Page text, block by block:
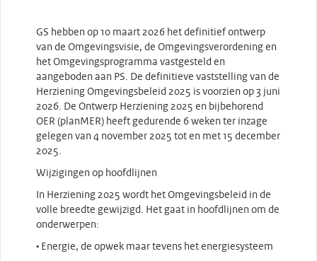
GS hebben op 10 maart 2026 het definitief ontwerp
van de Omgevingsvisie, de Omgevingsverordening en
het Omgevingsprogramma vastgesteld en
aangeboden aan PS. De definitieve vaststelling van de
Herziening Omgevingsbeleid 2025 is voorzien op 3 juni
2026. De Ontwerp Herziening 2025 en bijbehorend
OER (planMER) heeft gedurende 6 weken ter inzage
gelegen van 4 november 2025 tot en met 15 december
2025.
Wijzigingen op hoofdlijnen
In Herziening 2025 wordt het Omgevingsbeleid in de
volle breedte gewijzigd. Het gaat in hoofdlijnen om de
onderwerpen:
• Energie, de opwek maar tevens het energiesysteem